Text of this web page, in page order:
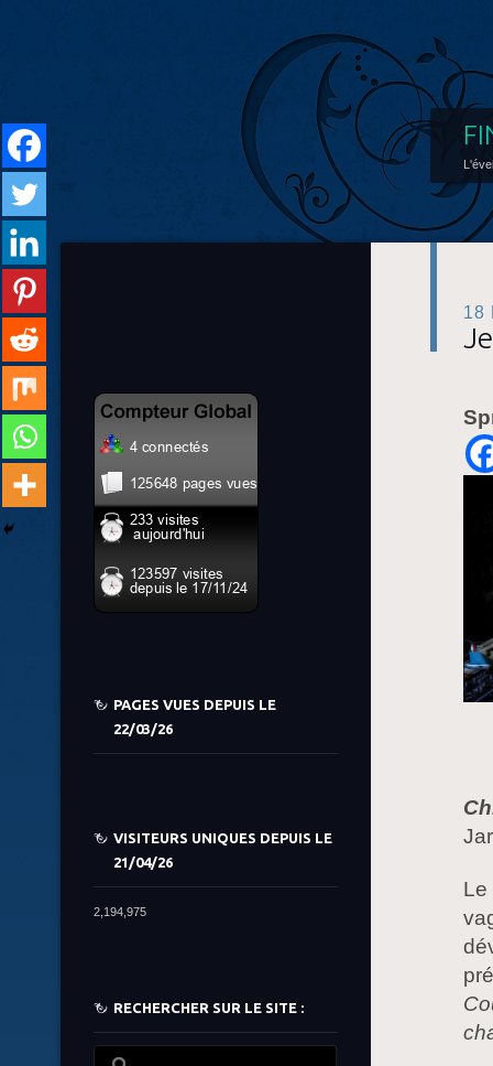
18
PAGES VUES DEPUIS LE
22/03/26
VISITEURS UNIQUES DEPUIS LE
21/04/26
2,194,975
RECHERCHER SUR LE SITE :